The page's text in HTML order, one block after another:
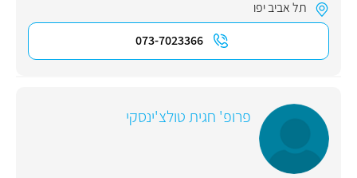
תל אביב יפו
073-7023366
פרופ' חגית טולצ'ינסקי